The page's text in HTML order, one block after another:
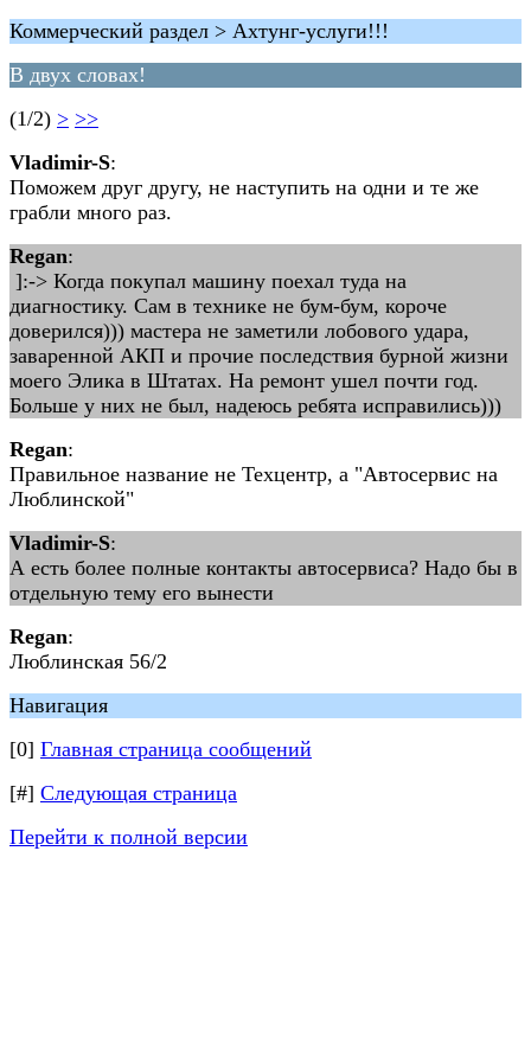
Коммерческий раздел > Ахтунг-услуги!!!
В двух словах!
(1/2) > >>
Vladimir-S:
Поможем друг другу, не наступить на одни и те же
грабли много раз.
Regan:
]:-> Когда покупал машину поехал туда на
диагностику. Сам в технике не бум-бум, короче
доверился))) мастера не заметили лобового удара,
заваренной АКП и прочие последствия бурной жизни
моего Элика в Штатах. На ремонт ушел почти год.
Больше у них не был, надеюсь ребята исправились)))
Regan:
Правильное название не Техцентр, а "Автосервис на
Люблинской"
Vladimir-S:
А есть более полные контакты автосервиса? Надо бы в
отдельную тему его вынести
Regan:
Люблинская 56/2
Навигация
[0] Главная страница сообщений
[#] Следующая страница
Перейти к полной версии